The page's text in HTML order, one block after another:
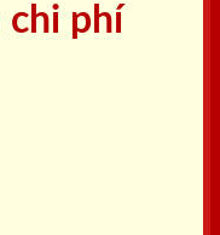
chi phí